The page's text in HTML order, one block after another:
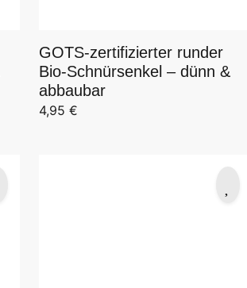
GOTS-zertifizierter runder
Bio-Schnürsenkel – dünn &
abbaubar
4,95 €